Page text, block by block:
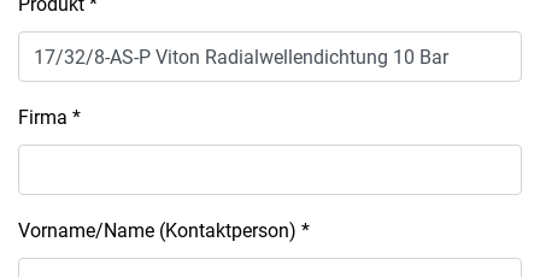
Firma *
Vorname/Name (Kontaktperson) *